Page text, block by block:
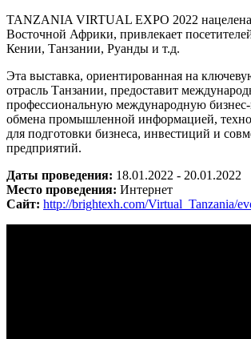
TANZANIA VIRTUAL EXPO 2022 нацелена
Восточной Африки, привлекает
Кении, Танзании, Руанды и т.д.
Эта выставка, ориентированная на
отрасль Танзании, предоставит
профессиональную международную
обмена промышленной информацией,
для подготовки бизнеса, инвестиций и
предприятий.
Даты проведения: 18.01.2022 - 20.01.2022
Место проведения: Интернет
Сайт: http://brightexh.com/Virtual_Tanzania/